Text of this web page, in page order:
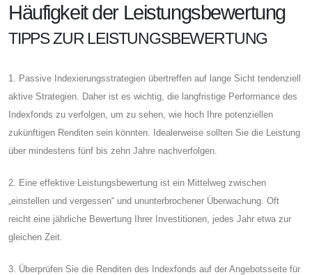
Häufigkeit der Leistungsbewertung
TIPPS ZUR LEISTUNGSBEWERTUNG
1. Passive Indexierungsstrategien übertreffen auf lange Sicht tendenziell
aktive Strategien. Daher ist es wichtig, die langfristige Performance des
Indexfonds zu verfolgen, um zu sehen, wie hoch Ihre potenziellen
zukünftigen Renditen sein könnten. Idealerweise sollten Sie die Leistung
über mindestens fünf bis zehn Jahre nachverfolgen.
2. Eine effektive Leistungsbewertung ist ein Mittelweg zwischen
„einstellen und vergessen“ und ununterbrochener Überwachung. Oft
reicht eine jährliche Bewertung Ihrer Investitionen, jedes Jahr etwa zur
gleichen Zeit.
3. Überprüfen Sie die Renditen des Indexfonds auf der Angebotsseite für